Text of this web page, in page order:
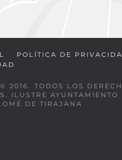
POLÍTICA DE
2016. TODOS LOS
ILUSTRE
DE TIRAJANA